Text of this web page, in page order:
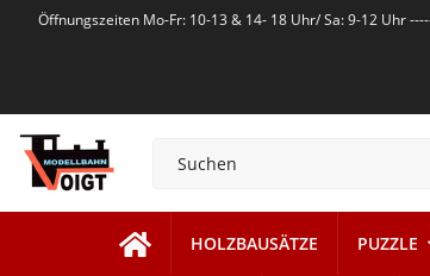
Öffnungszeiten Mo-Fr: 10-13 & 14- 18 Uhr/ Sa: 9-12 Uhr
HOLZBAUSÄTZE PUZZLE